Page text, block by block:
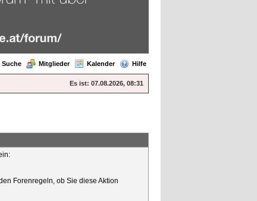
Suche Mitglieder Kalender Hilfe
Es ist: 07.08.2026, 08:31
Forenregeln, ob Sie diese Aktion